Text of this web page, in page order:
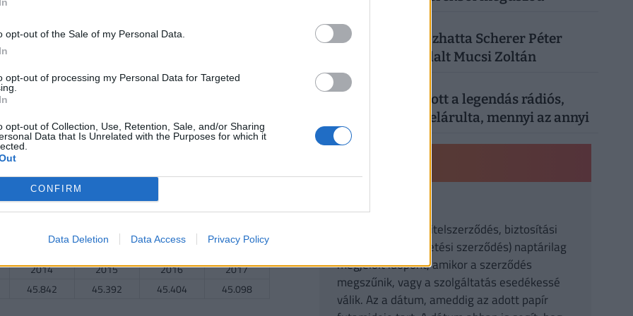
opt-out of the Sale of my Personal Data.
opt-out of processing my Personal Data for Targeted
opt-out of Collection, Use, Retention, Sale, and/or Sharing
Data that Is Unrelated with the Purposes for which it
CONFIRM
Data Deletion Data Access Privacy Policy
113.778 111.111 109.444
1264.917 1368.636 1357.364 1340.818
(gyógyszertárak nélkül)
2014
1087.028 n.a.
2014 2015 2016
2017
45.842 45.392 45.404 45.098
4 SZÓRAKOZÁS
Kiderült, mi okozhatta Scherer Péter
halálát: megszólalt Mucsi Zoltán
5 SZÓRAKOZÁS
Nyugdíjáról vallott a legendás rádiós,
Bochkor Gábor: elárulta, mennyi az annyi
A szerződésben (hitelszerződés, biztosítási
szerződés, befektetési szerződés) naptárilag
megjelölt időpont, amikor a szerződés
megszűnik, vagy a szolgáltatás esedékessé
válik. Az a dátum, ameddig az adott papír